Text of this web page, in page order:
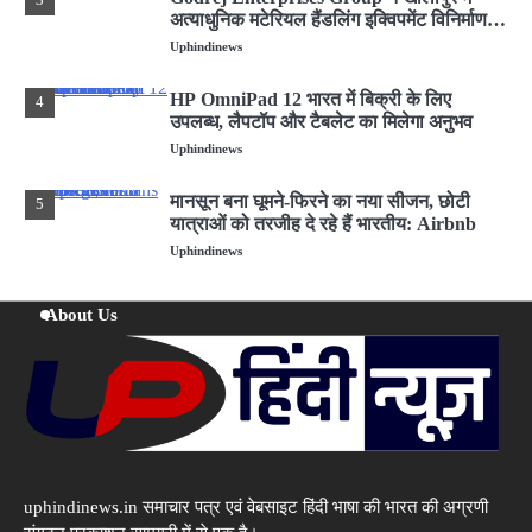
अत्याधुनिक मटेरियल हैंडलिंग इक्विपमेंट विनिर्माण
संयंत्र का शुभारंभ किया
Uphindinews
4
HP OmniPad 12 भारत में बिक्री के लिए
उपलब्ध, लैपटॉप और टैबलेट का मिलेगा अनुभव
Uphindinews
5
मानसून बना घूमने-फिरने का नया सीजन, छोटी
यात्राओं को तरजीह दे रहे हैं भारतीय: Airbnb
Uphindinews
1
मां ने ममता को बेचा: कन्नौज में लोकलाज के डर से
Uphindinews
GodrejIndustriesGroup
ने नई ब्रांड फिल्म लॉन्च की
‘एट गोदरेज इंडस्ट्रीज, वी क्राफ्ट’
Uphindinews
3
Godrej Enterprises Group ने खालापुर में
About Us
uphindinews.in समाचार पत्र एवं वेबसाइट हिंदी भाषा की भारत की अग्रणी